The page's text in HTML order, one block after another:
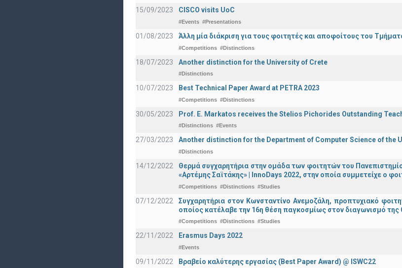
15/09/2023 CISCO visits UoC
#Events #Presentations
01/08/2023 Άλλη μία διάκριση για τους φοιτητές και αποφοίτους του
#Competitions #Distinctions
18/07/2023 Another distinction for the University of Crete
#Distinctions
10/07/2023 Best Technical Paper Award at PETRA 2023
#Competitions #Distinctions
30/05/2023 Prof. E. Markatos receives the Stelios Pichorides Outstanding
#Distinctions #Events
27/03/2023 Another distinction for the Department of Computer Science of the
#Distinctions
14/12/2022
Θερμά συγχαρητήρια στην ομάδα των φοιτητών του
«Αρτέμης Σαϊτάκης» | InnoDays 2022, στην οποία συμμετείχε ο
#Competitions #Distinctions #Studies
07/12/2022
Συγχαρητήρια στον Κωνσταντίνο Ανεμοζάλη, προπτυχιακό
οποίος κατέλαβε την 16η θέση παγκοσμίως στον διαγωνισμό
#Competitions #Distinctions #Studies
22/11/2022 Erasmus Days 2022
#Events
09/11/2022 Βραβείο καλύτερης εργασίας (Best Paper Award) @ ISWC22